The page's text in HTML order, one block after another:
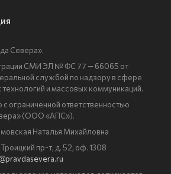
Севера».
СМИ ЭЛ № ФС 77 — 66065 от
службой по надзору в сфере
и массовых коммуникаций.
ограниченной ответственностью
(ООО «АПС»).
Наталья Михайловна
пр-т, д. 52, оф. 1308